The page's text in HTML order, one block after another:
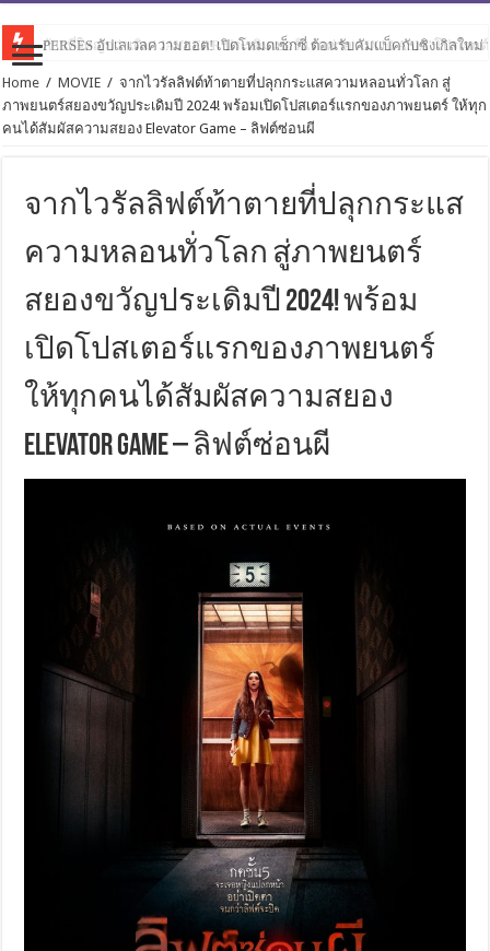
ก้าวที่ใหญ่กว่าเดิม! JAYLERR ประเดิมเบอร์แรกค่าย ‘GX10 ASIA’ โปรเจ
PERSES อัปเลเวลความฮอต! เปิดโหมดเซ็กซี่ ต้อนรับคัมแบ็คกับซิงเกิลใหม่
Home / MOVIE / จากไวรัลลิฟต์ท้าตายที่ปลุกกระแสความหลอนทั่วโลก สู่
ภาพยนตร์สยองขวัญประเดิมปี 2024! พร้อมเปิดโปสเตอร์แรกของภาพยนตร์ ให้ทุก
คนได้สัมผัสความสยอง Elevator Game – ลิฟต์ซ่อนผี
จากไวรัลลิฟต์ท้าตายที่ปลุกกระแส
ความหลอนทั่วโลก สู่ภาพยนตร์
สยองขวัญประเดิมปี 2024! พร้อม
เปิดโปสเตอร์แรกของภาพยนตร์
ให้ทุกคนได้สัมผัสความสยอง
Elevator Game – ลิฟต์ซ่อนผี